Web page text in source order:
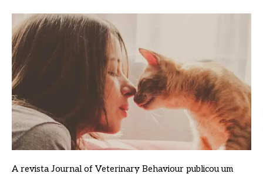
A revista Journal of Veterinary Behaviour publicou um